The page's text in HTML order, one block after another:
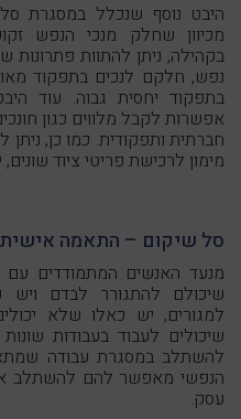
היבט נוסף שנכלל במסגרת
מכיוון שחלק מנכי הנפש
בקהילה, ניתן להתוות פתרונות
נפש, חלקם לנכים בתפקוד
בתפקוד יחסית גבוה. עוד
אפשרות לקבל מלווים כגון
חברתית ותפקודית. כמו כן, ניתן
מימון לרכישת פריטי ציוד
סל שיקום – התאמה
מנעד האנשים המתמודדים
שיכולם להתגורר לבדם
למגורים, יש כאלו שלא
שיכולים לעבוד בעבודות
להשתלב במסגרת עבודה
הנפשי מאפשר להם להשתלב
עסק.